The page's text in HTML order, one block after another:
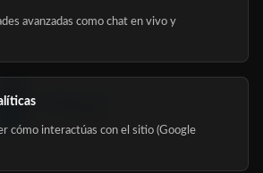
avanzadas como chat en vivo y
cómo interactúas con el sitio (Google